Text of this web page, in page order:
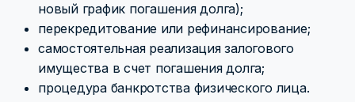
новый график погашения долга);
перекредитование или рефинансирование;
самостоятельная реализация залогового
имущества в счет погашения долга;
процедура банкротства физического лица.